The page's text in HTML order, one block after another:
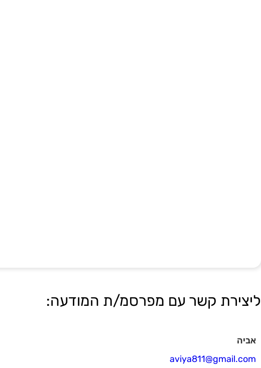
ליצירת קשר עם מפרסמ/ת המודעה:
אביה
aviya811@gmail.com